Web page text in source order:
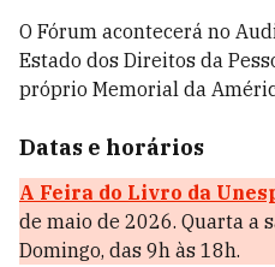
O Fórum acontecerá no
Estado dos Direitos da
próprio Memorial da
Datas e horários
A Feira do Livro da
de maio de 2026. Quarta a
Domingo, das 9h às 18h.